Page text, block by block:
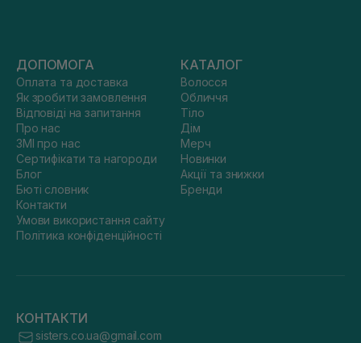
ДОПОМОГА
Оплата та доставка
Як зробити замовлення
Відповіді на запитання
Про нас
ЗМІ про нас
Сертифікати та нагороди
Блог
Бюті словник
Контакти
Умови використання сайту
Політика конфіденційності
КАТАЛОГ
Волосся
Обличчя
Тіло
Дім
Мерч
Новинки
Акції та знижки
Бренди
КОНТАКТИ
sisters.co.ua@gmail.com